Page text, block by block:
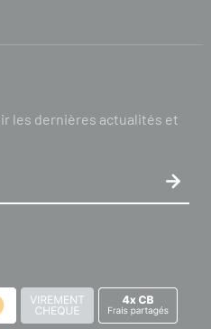
les dernières actualités et